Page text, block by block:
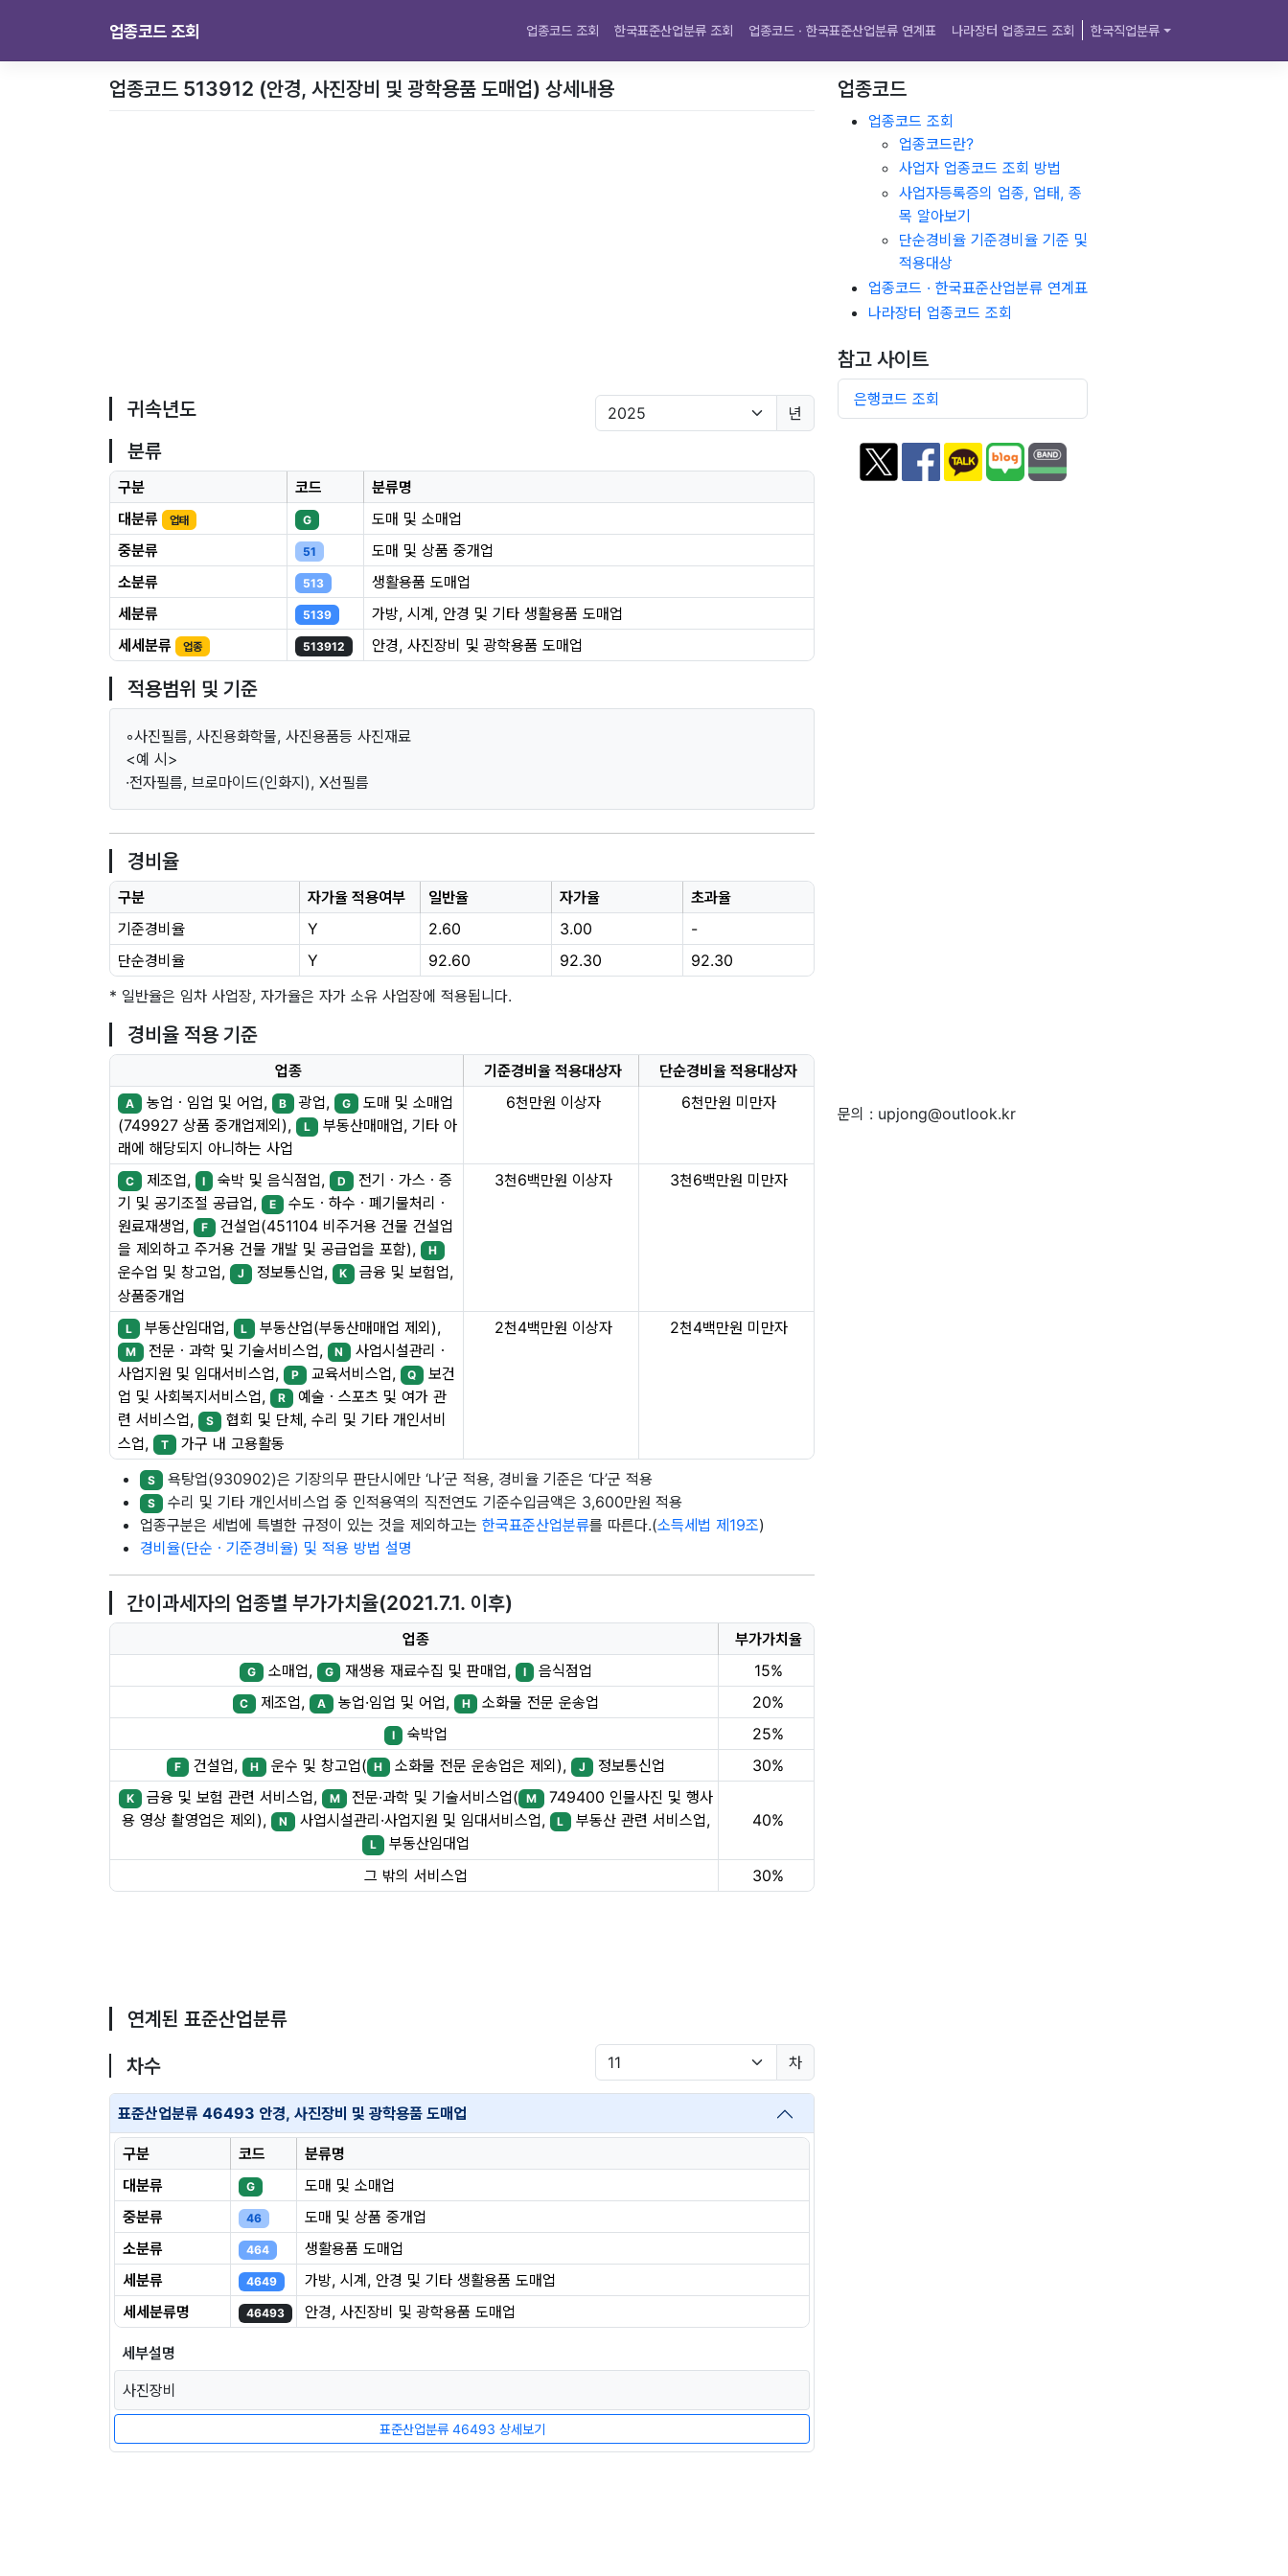
업종코드 조회 업종코드 조회 한국표준산업분류 조회 업종코드 · 한국표준산업분류 연계표 나라장터 업종코드 조회 한국직업분류
업종코드 513912 (안경, 사진장비 및 광학용품 도매업) 상세내용
귀속년도 년
분류
구분 코드
분류명
대분류
업태 G
도매 및 소매업
중분류
51
도매 및 상품 중개업
소분류
513
생활용품 도매업
세분류
5139
가방, 시계, 안경 및 기타 생활용품 도매업
세세분류
업종 513912 안경, 사진장비 및 광학용품 도매업
적용범위 및 기준
◦사진필름, 사진용화학물, 사진용품등 사진재료
<예 시>
·전자필름, 브로마이드(인화지), X선필름
경비율
구분 자가율 적용여부 일반율 자가율
초과율
기준경비율
Y 2.60 3.00
-
단순경비율
Y 92.60 92.30
92.30
* 일반율은 임차 사업장, 자가율은 자가 소유 사업장에 적용됩니다.
경비율 적용 기준
업종 기준경비율 적용대상자 단순경비율 적용대상자
A 농업ㆍ임업 및 어업, B 광업, G 도매 및 소매업
(749927 상품 중개업제외),
L 부동산매매업, 기타 아
래에 해당되지 아니하는 사업
6천만원 이상자 6천만원 미만자
C 제조업, I 숙박 및 음식점업, D 전기ㆍ가스ㆍ증
기 및 공기조절 공급업,
E 수도ㆍ하수ㆍ폐기물처리ㆍ
원료재생업,
F 건설업(451104 비주거용 건물 건설업
을 제외하고 주거용 건물 개발 및 공급업을 포함),
H
운수업 및 창고업, J 정보통신업, K
금융 및 보험업,
상품중개업
3천6백만원 이상자 3천6백만원 미만자
L 부동산임대업, L 부동산업(부동산매매업 제외),
M 전문ㆍ과학 및 기술서비스업, N
사업시설관리ㆍ
사업지원 및 임대서비스업,
P 교육서비스업, Q
보건
업 및 사회복지서비스업,
R 예술ㆍ스포츠 및 여가 관
련 서비스업,
S 협회 및 단체, 수리 및 기타 개인서비
스업,
T 가구 내 고용활동
2천4백만원 이상자 2천4백만원 미만자
S 욕탕업(930902)은 기장의무 판단시에만 ‘나’군 적용, 경비율 기준은 ‘다’군 적용
S 수리 및 기타 개인서비스업 중 인적용역의 직전연도 기준수입금액은 3,600만원 적용
업종구분은 세법에 특별한 규정이 있는 것을 제외하고는 한국표준산업분류를 따른다.(소득세법 제19조)
경비율(단순ㆍ기준경비율) 및 적용 방법 설명
간이과세자의 업종별 부가가치율(2021.7.1. 이후)
업종 부가가치율
G 소매업, G 재생용 재료수집 및 판매업, I 음식점업 15%
C 제조업, A 농업·임업 및 어업, H 소화물 전문 운송업 20%
I 숙박업 25%
F 건설업, H 운수 및 창고업( H 소화물 전문 운송업은 제외), J 정보통신업 30%
K 금융 및 보험 관련 서비스업, M 전문·과학 및 기술서비스업( M 749400 인물사진 및 행사
용 영상 촬영업은 제외),
N 사업시설관리·사업지원 및 임대서비스업, L 부동산 관련 서비스업,
L 부동산임대업
40%
그 밖의 서비스업 30%
연계된 표준산업분류
차수
차
표준산업분류 46493 안경, 사진장비 및 광학용품 도매업
구분 코드
분류명
대분류
G
도매 및 소매업
중분류
46
도매 및 상품 중개업
소분류
464
생활용품 도매업
세분류
4649
가방, 시계, 안경 및 기타 생활용품 도매업
세세분류명
46493 안경, 사진장비 및 광학용품 도매업
세부설명
사진장비
표준산업분류 46493 상세보기
업종코드
업종코드 조회
업종코드란?
사업자 업종코드 조회 방법
사업자등록증의 업종, 업태, 종
목 알아보기
단순경비율 기준경비율 기준 및
적용대상
업종코드 · 한국표준산업분류 연계표
나라장터 업종코드 조회
참고 사이트
은행코드 조회
문의 : upjong@outlook.kr